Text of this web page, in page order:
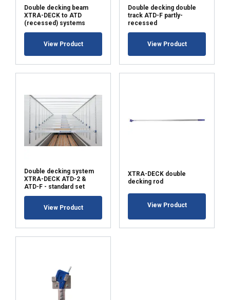
Double decking beam
XTRA-DECK to ATD
(recessed) systems
View Product
Double decking double
track ATD-F partly-
recessed
View Product
Double decking system
XTRA-DECK ATD-2 &
ATD-F - standard set
View Product
XTRA-DECK double
decking rod
View Product
AKCEPTUJ WSZYSTKIE
POKAŻ SZCZEGÓŁY